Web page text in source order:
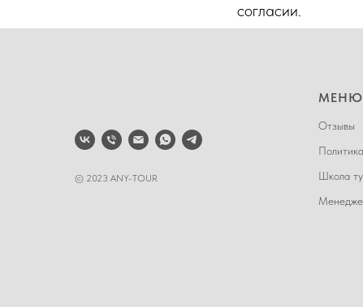
согласии.
© 2023 ANY-TOUR
Отзывы
Школа